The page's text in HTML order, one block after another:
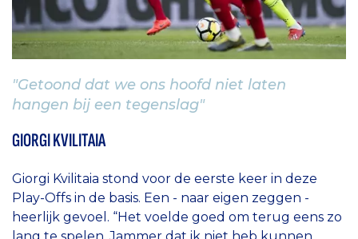
"Getoond dat we ons hoofd niet laten
hangen bij een tegenslag"
GIORGI KVILITAIA
Giorgi Kvilitaia stond voor de eerste keer in deze
Play-Offs in de basis. Een - naar eigen zeggen -
heerlijk gevoel. “Het voelde goed om terug eens zo
lang te spelen. Jammer dat ik niet heb kunnen